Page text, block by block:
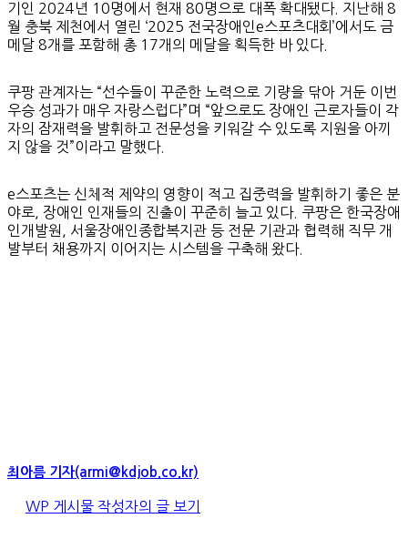
기인 2024년 10명에서 현재 80명으로 대폭 확대됐다. 지난해 8
월 충북 제천에서 열린 ‘2025 전국장애인e스포츠대회’에서도 금
메달 8개를 포함해 총 17개의 메달을 획득한 바 있다.
쿠팡 관계자는 “선수들이 꾸준한 노력으로 기량을 닦아 거둔 이번
우승 성과가 매우 자랑스럽다”며 “앞으로도 장애인 근로자들이 각
자의 잠재력을 발휘하고 전문성을 키워갈 수 있도록 지원을 아끼
지 않을 것”이라고 말했다.
e스포츠는 신체적 제약의 영향이 적고 집중력을 발휘하기 좋은 분
야로, 장애인 인재들의 진출이 꾸준히 늘고 있다. 쿠팡은 한국장애
인개발원, 서울장애인종합복지관 등 전문 기관과 협력해 직무 개
발부터 채용까지 이어지는 시스템을 구축해 왔다.
최아름 기자(armi@kdjob.co.kr)
WP 게시물 작성자의 글 보기